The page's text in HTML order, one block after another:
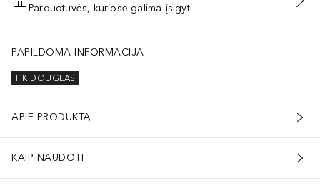
PRIDĖTI Į KREPŠELĮ
Parduotuvės, kuriose galima įsigyti
PAPILDOMA INFORMACIJA
TIK DOUGLAS
APIE PRODUKTĄ
KAIP NAUDOTI